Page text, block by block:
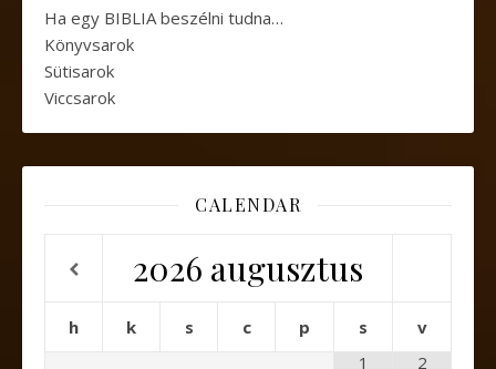
Ha egy BIBLIA beszélni tudna…
Könyvsarok
Sütisarok
Viccsarok
CALENDAR
2026 augusztus
h k s c p s
v
1
2